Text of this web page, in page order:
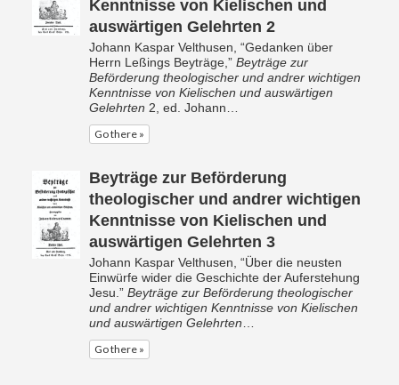
Kenntnisse von Kielischen und
auswärtigen Gelehrten 2
Johann Kaspar Velthusen, “Gedanken über
Herrn Leßings Beyträge,” Beyträge zur
Beförderung theologischer und andrer wichtigen
Kenntnisse von Kielischen und auswärtigen
Gelehrten 2, ed. Johann…
Go there »
Beyträge zur Beförderung
theologischer und andrer wichtigen
Kenntnisse von Kielischen und
auswärtigen Gelehrten 3
Johann Kaspar Velthusen, “Über die neusten
Einwürfe wider die Geschichte der Auferstehung
Jesu.” Beyträge zur Beförderung theologischer
und andrer wichtigen Kenntnisse von Kielischen
und auswärtigen Gelehrten
Go there »